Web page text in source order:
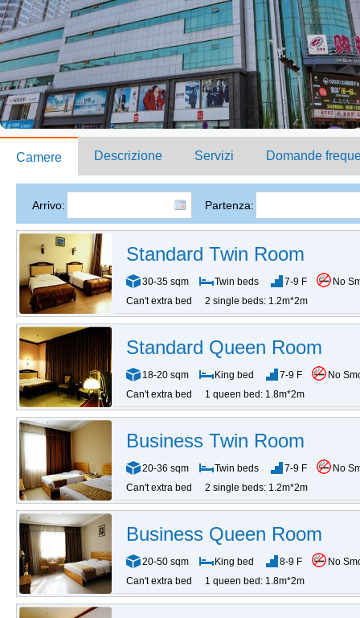
Camere Descrizione Servizi Domande
Arrivo: Partenza:
Standard Twin Room
30-35 sqm Twin beds 7-9 F
No
Can't extra bed
2 single beds: 1.2m*2m
Standard Queen Room
18-20 sqm King bed 7-9 F
No
Can't extra bed
1 queen bed: 1.8m*2m
Business Twin Room
20-36 sqm Twin beds 7-9 F
No
Can't extra bed
2 single beds: 1.2m*2m
Business Queen Room
20-50 sqm King bed 8-9 F
No
Can't extra bed
1 queen bed: 1.8m*2m